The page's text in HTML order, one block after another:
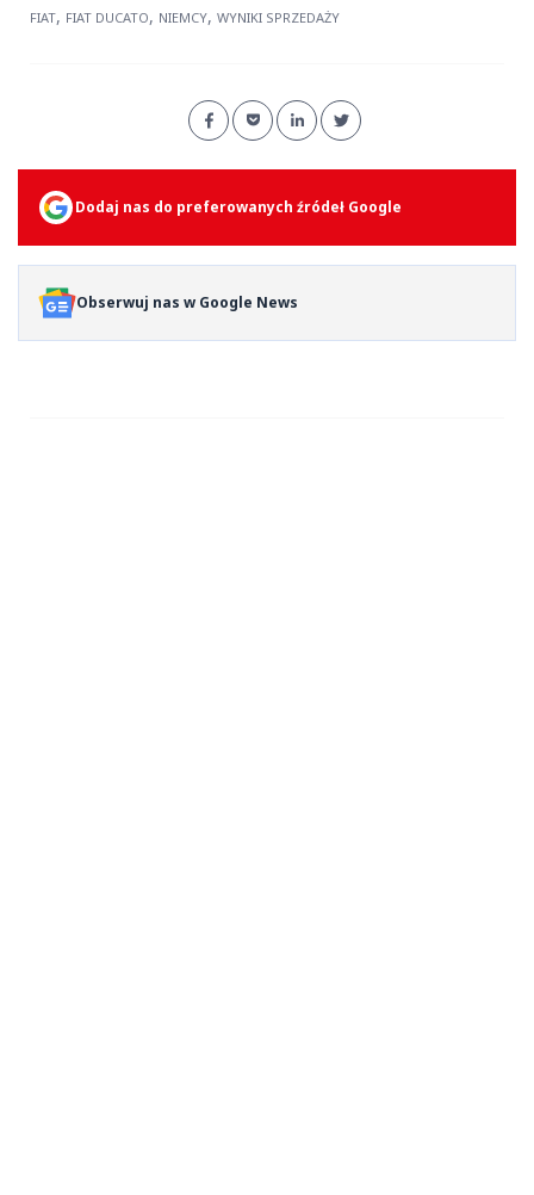
FIAT, FIAT DUCATO, NIEMCY, WYNIKI SPRZEDAŻY
Dodaj nas do preferowanych źródeł Google
Obserwuj nas w Google News